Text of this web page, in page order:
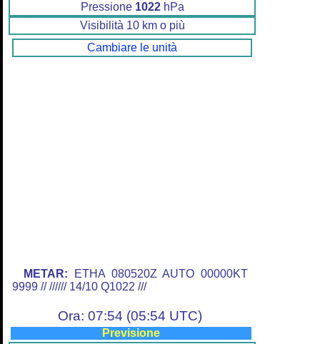
Pressione 1022hPa
Visibilità 10 km o più
Cambiare le unità
METAR: ETHA 080520Z AUTO 00000KT
9999 // ////// 14/10 Q1022 ///
Ora: 07:54 (05:54 UTC)
Previsione